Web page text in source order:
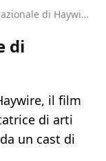
Il trailer internazionale di Haywire
di
il film
di arti
un cast di